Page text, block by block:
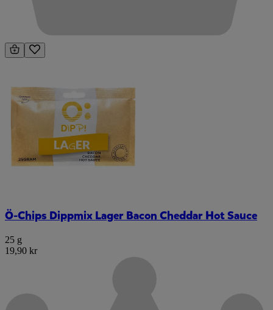
Ö-Chips Dippmix Lager Bacon Cheddar Hot Sauce
25 g
19,90 kr